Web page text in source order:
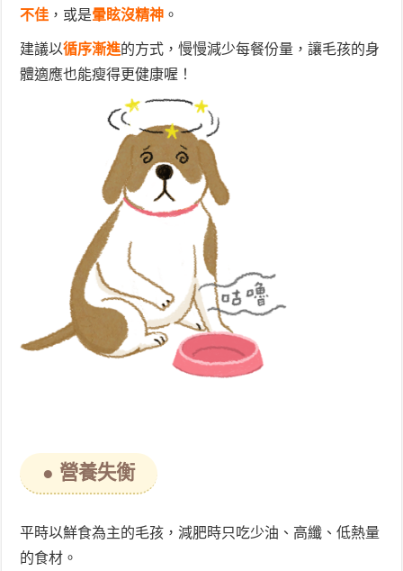
不佳 ，或是暈眩沒精神 。
建議以循序漸進的方式，慢慢減少每餐份量，讓毛孩的身
體適應也能瘦得更健康喔！
● 營養失衡
平時以鮮食為主的毛孩，減肥時只吃少油、高纖、低熱量
的食材。